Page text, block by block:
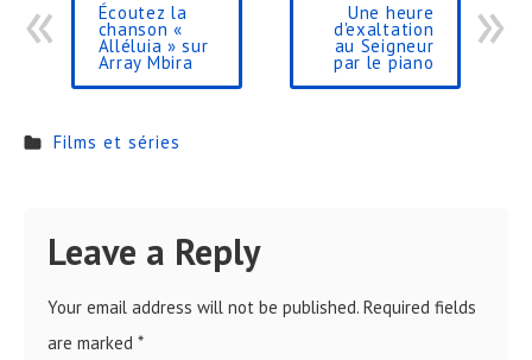
Écoutez la
chanson «
Alléluia » sur
Array Mbira
Une heure
d'exaltation
au Seigneur
par le piano
Films et séries
Leave a Reply
Your email address will not be published. Required fields
are marked *